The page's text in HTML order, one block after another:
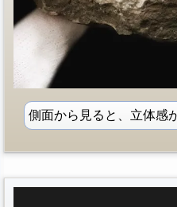
側面から見ると、立体感